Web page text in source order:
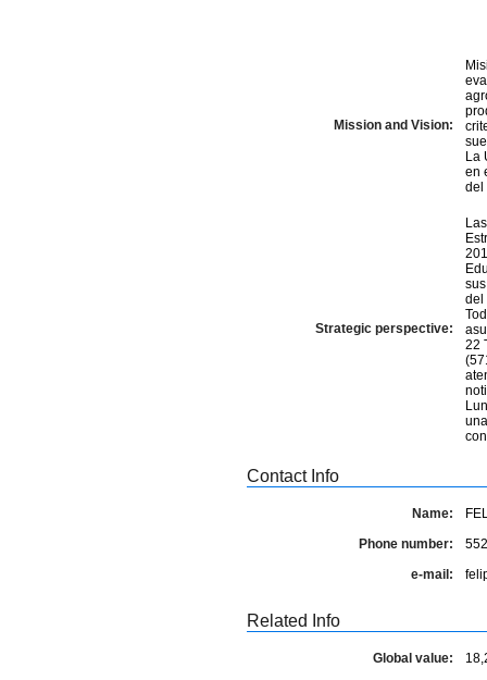
Mission and Vision:
La
en
del
Strategic perspective:
2014-2018
del
22
(571)
Contact Info
Name:
Phone number:
e-mail:
Related Info
Global value: